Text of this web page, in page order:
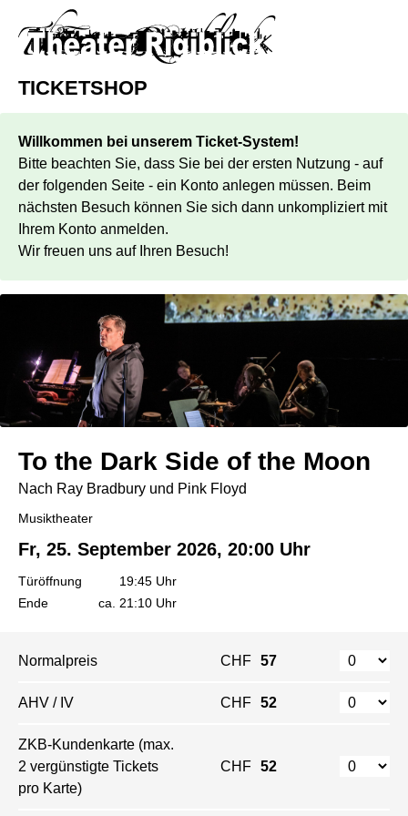
TICKETSHOP
Willkommen bei unserem Ticket-System!
Bitte beachten Sie, dass Sie bei der ersten Nutzung - auf
der folgenden Seite - ein Konto anlegen müssen. Beim
nächsten Besuch können Sie sich dann unkompliziert mit
Ihrem Konto anmelden.
Wir freuen uns auf Ihren Besuch!
To the Dark Side of the Moon
Nach Ray Bradbury und Pink Floyd
Musiktheater
Fr, 25. September 2026, 20:00 Uhr
Türöffnung
19:45 Uhr
Ende
ca. 21:10 Uhr
Normalpreis CHF 57
AHV / IV CHF 52
ZKB-Kundenkarte (max.
2 vergünstigte Tickets
pro Karte)
CHF 52